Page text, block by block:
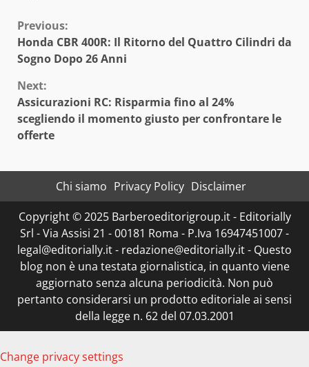
Continue
Reading
Previous:
Honda CBR 400R: Il Ritorno del Quattro Cilindri da
Sogno Dopo 26 Anni
Next:
Assicurazioni RC: Risparmia fino al 24%
scegliendo il momento giusto per confrontare le
offerte
Chi siamo Privacy Policy Disclaimer
Copyright © 2025 Barberoeditorigroup.it - Editorially
Srl - Via Assisi 21 - 00181 Roma - P.Iva 16947451007 -
legal@editorially.it - redazione@editorially.it - Questo
blog non è una testata giornalistica, in quanto viene
aggiornato senza alcuna periodicità. Non può
pertanto considerarsi un prodotto editoriale ai sensi
della legge n. 62 del 07.03.2001
Change privacy settings